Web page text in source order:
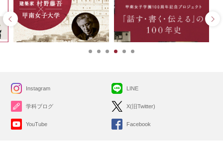
Instagram
学科ブログ
YouTube
LINE
X(旧Twitter)
Facebook